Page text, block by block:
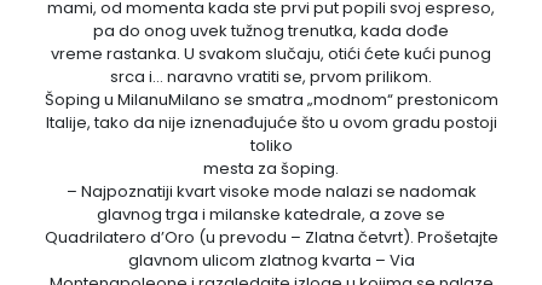
mami, od momenta kada ste prvi put popili svoj espreso,
pa do onog uvek tužnog trenutka, kada dođe
vreme rastanka. U svakom slučaju, otići ćete kući punog
srca i… naravno vratiti se, prvom prilikom.
Šoping u MilanuMilano se smatra „modnom“ prestonicom
Italije, tako da nije iznenađujuće što u ovom gradu postoji
toliko
mesta za šoping.
– Najpoznatiji kvart visoke mode nalazi se nadomak
glavnog trga i milanske katedrale, a zove se
Quadrilatero d’Oro (u prevodu – Zlatna četvrt). Prošetajte
glavnom ulicom zlatnog kvarta – Via